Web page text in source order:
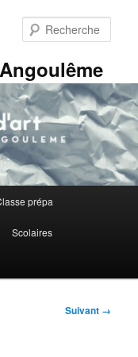
prépa
Scolaires
Suivant →